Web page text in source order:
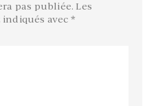
pas publiée. Les
avec *